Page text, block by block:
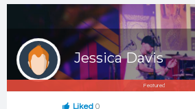
Featured
Jessica Davis
Liked 0